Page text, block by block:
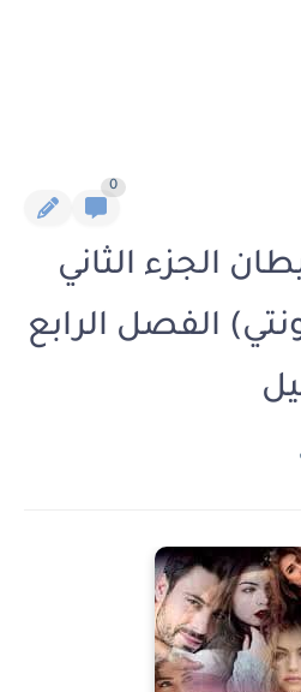
0
الجزء الثاني
الفصل الرابع